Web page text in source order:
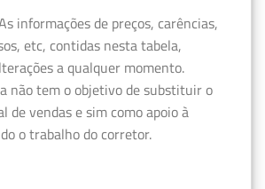
informações de preços, carências,
etc, contidas nesta tabela,
a qualquer momento.
não tem o objetivo de substituir o
de vendas e sim como apoio à
o trabalho do corretor.